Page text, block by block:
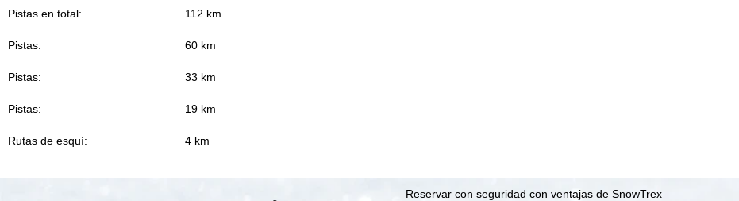
Pistas en total: 112 km
Pistas: 60 km
Pistas: 33 km
Pistas: 19 km
Rutas de esquí: 4 km
Reservar con seguridad con ventajas de SnowTrex